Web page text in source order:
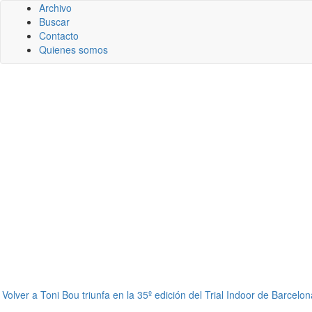
Archivo
Buscar
Contacto
Quienes somos
Volver a Toni Bou triunfa en la 35º edición del Trial Indoor de